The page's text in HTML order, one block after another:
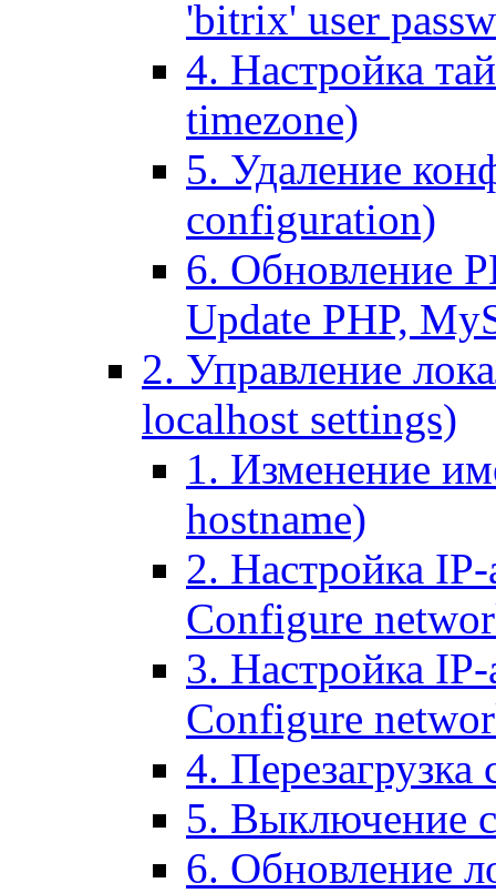
'bitrix' user
4. Настройка
timezone)
5. Удаление
configuration)
6. Обновление
Update PHP,
2. Управление
localhost settings)
1. Изменение
hostname)
2. Настройка IP-
Configure
3. Настройка
Configure
4. Перезагрузка
5. Выключение
6. Обновление